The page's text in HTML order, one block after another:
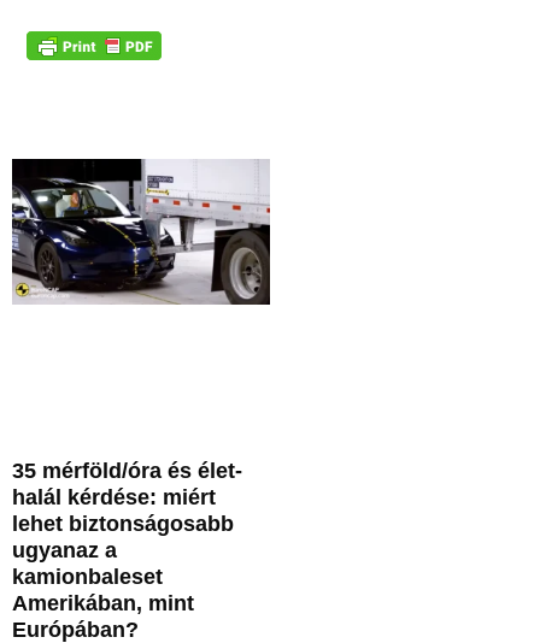
35 mérföld/óra és élet-
halál kérdése: miért
lehet biztonságosabb
ugyanaz a
kamionbaleset
Amerikában, mint
Európában?